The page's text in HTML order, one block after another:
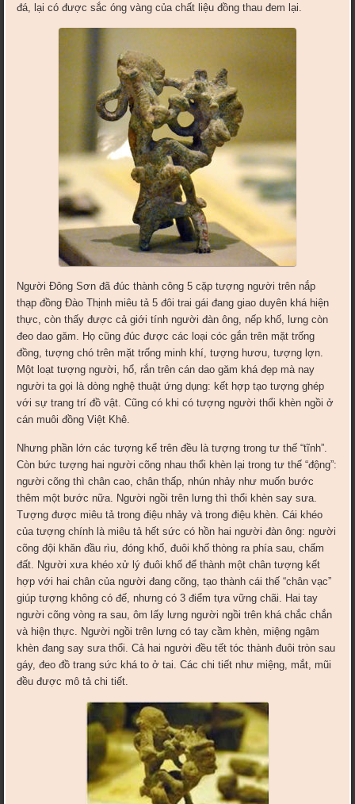
đá, lại có được sắc óng vàng của chất liệu đồng thau đem lại.
Người Đông Sơn đã đúc thành công 5 cặp tượng người trên nắp
thạp đồng Đào Thịnh miêu tả 5 đôi trai gái đang giao duyên khá hiện
thực, còn thấy được cả giới tính người đàn ông, nếp khố, lưng còn
đeo dao găm. Họ cũng đúc được các loại cóc gắn trên mặt trống
đồng, tượng chó trên mặt trống minh khí, tượng hươu, tượng lợn.
Một loạt tượng người, hổ, rắn trên cán dao găm khá đẹp mà nay
người ta gọi là dòng nghệ thuật ứng dụng: kết hợp tạo tượng ghép
với sự trang trí đồ vật. Cũng có khi có tượng người thổi khèn ngồi ở
cán muôi đồng Việt Khê.
Nhưng phần lớn các tượng kể trên đều là tượng trong tư thế “tĩnh”.
Còn bức tượng hai người cõng nhau thổi khèn lại trong tư thế “động”:
người cõng thì chân cao, chân thấp, nhún nhảy như muốn bước
thêm một bước nữa. Người ngồi trên lưng thì thổi khèn say sưa.
Tượng được miêu tả trong điệu nhảy và trong điệu khèn. Cái khéo
của tượng chính là miêu tả hết sức có hồn hai người đàn ông: người
cõng đội khăn đầu rìu, đóng khố, đuôi khố thòng ra phía sau, chấm
đất. Người xưa khéo xử lý đuôi khố để thành một chân tượng kết
hợp với hai chân của người đang cõng, tạo thành cái thế “chân vạc”
giúp tượng không có đế, nhưng có 3 điểm tựa vững chãi. Hai tay
người cõng vòng ra sau, ôm lấy lưng người ngồi trên khá chắc chắn
và hiện thực. Người ngồi trên lưng có tay cầm khèn, miệng ngậm
khèn đang say sưa thổi. Cả hai người đều tết tóc thành đuôi tròn sau
gáy, đeo đồ trang sức khá to ở tai. Các chi tiết như miệng, mắt, mũi
đều được mô tả chi tiết.